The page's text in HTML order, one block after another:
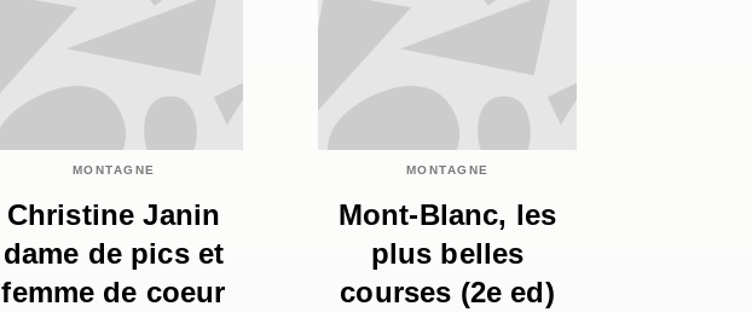
MONTAGNE
Christine Janin
dame de pics et
femme de coeur
MONTAGNE
Mont-Blanc, les
plus belles
courses (2e ed)